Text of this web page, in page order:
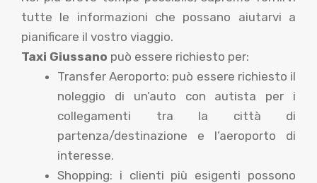
tutte le informazioni che possano aiutarvi a
pianificare il vostro viaggio.
Taxi Giussano può essere richiesto per:
Transfer Aeroporto: può essere richiesto il
noleggio di un’auto con autista per i
collegamenti tra la città di
partenza/destinazione e l’aeroporto di
interesse.
Shopping: i clienti più esigenti possono